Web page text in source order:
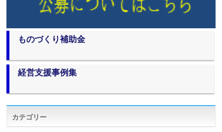
ものづくり補助金
経営支援事例集
カテゴリー